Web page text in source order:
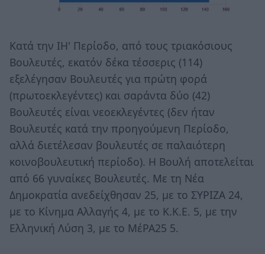
Κατά την ΙΗ' Περίοδο, από τους τριακόσιους
Βουλευτές, εκατόν δέκα τέσσερις (114)
εξελέγησαν Βουλευτές για πρώτη φορά
(πρωτοεκλεγέντες) και σαράντα δύο (42)
Βουλευτές είναι νεοεκλεγέντες (δεν ήταν
Βουλευτές κατά την προηγούμενη Περίοδο,
αλλά διετέλεσαν βουλευτές σε παλαιότερη
κοινοβουλευτική περίοδο). Η Βουλή αποτελείται
από 66 γυναίκες Βουλευτές. Με τη Νέα
Δημοκρατία ανεδείχθησαν 25, με το ΣΥΡΙΖΑ 24,
με το Κίνημα Αλλαγής 4, με το Κ.Κ.Ε. 5, με την
Ελληνική Λύση 3, με το ΜέΡΑ25 5.